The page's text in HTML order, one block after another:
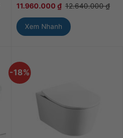
11.960.000 ₫ 12.640.000₫
Xem Nhanh
-18%